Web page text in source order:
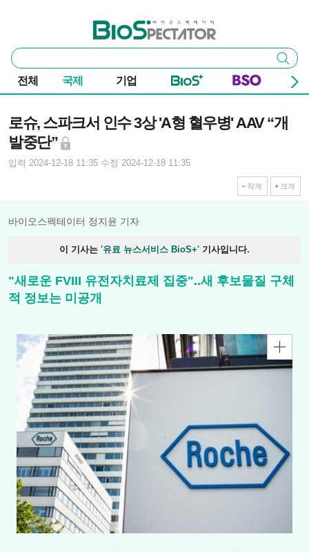
바이오스펙테이터
통
합
검
색
검색
전체 국제 기업
로슈, 스파크서 인수 3상 'A형 혈우병' AAV “개
발중단”
입력 2024-12-18 11:35 수정 2024-12-18 11:35
작게 크게
바이오스펙테이터 정지윤 기자
이 기사는 '유료 뉴스서비스 BioS+' 기사입니다.
"새로운 FVIII 유전자치료제 집중"..새 후보물질 구체
적 정보는 미공개